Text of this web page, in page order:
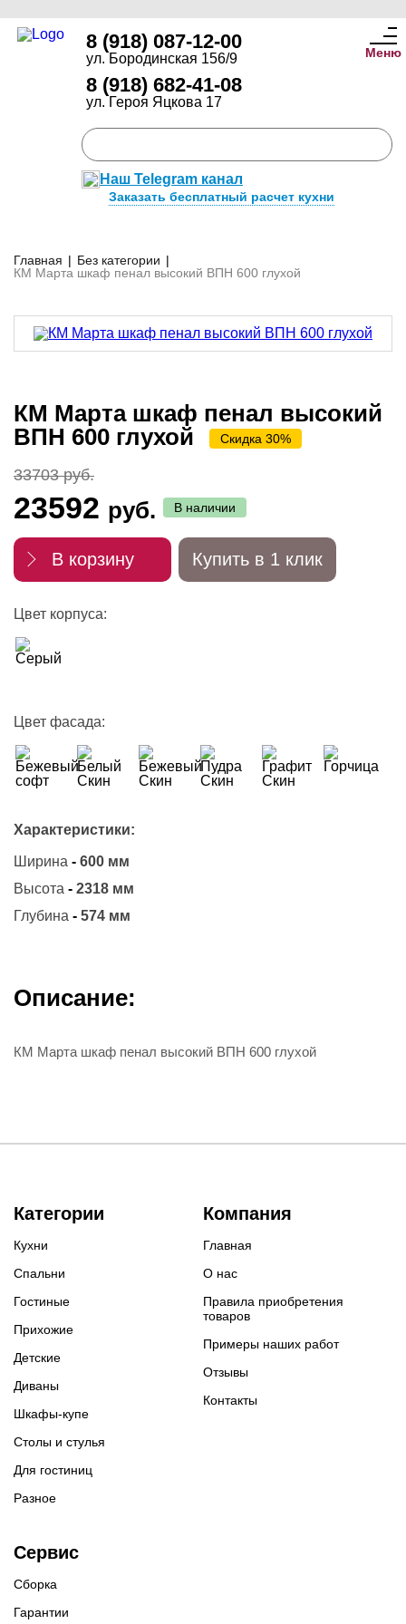
8 (918) 087-12-00
ул. Бородинская 156/9
8 (918) 682-41-08
ул. Героя Яцкова 17
Наш Telegram канал
Заказать бесплатный расчет кухни
Меню
Главная | Без категории |
КМ Марта шкаф пенал высокий ВПН 600 глухой
КМ Марта шкаф пенал высокий
ВПН 600 глухой
Скидка 30%
33703 руб.
23592 руб. В наличии
В корзину Купить в 1 клик
Цвет корпуса:
Цвет фасада:
Характеристики:
Ширина - 600 мм
Высота - 2318 мм
Глубина - 574 мм
Описание:
КМ Марта шкаф пенал высокий ВПН 600 глухой
Категории
Кухни
Спальни
Гостиные
Прихожие
Детские
Диваны
Шкафы-купе
Столы и стулья
Для гостиниц
Разное
Компания
Главная
О нас
Правила приобретения
товаров
Примеры наших работ
Отзывы
Контакты
Сервис
Сборка
Гарантии